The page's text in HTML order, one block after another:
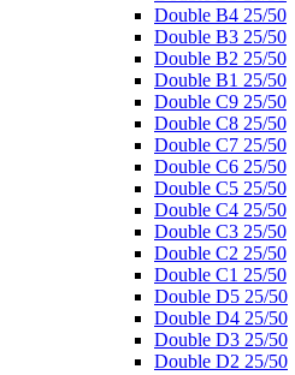
Double B4 25/50
Double B3 25/50
Double B2 25/50
Double B1 25/50
Double C9 25/50
Double C8 25/50
Double C7 25/50
Double C6 25/50
Double C5 25/50
Double C4 25/50
Double C3 25/50
Double C2 25/50
Double C1 25/50
Double D5 25/50
Double D4 25/50
Double D3 25/50
Double D2 25/50